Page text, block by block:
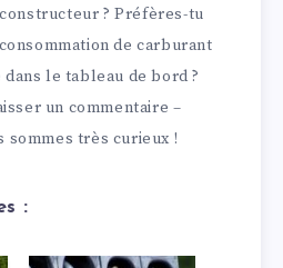
? Préfères-tu
de carburant
le tableau de bord ?
un commentaire –
sommes très curieux !
: